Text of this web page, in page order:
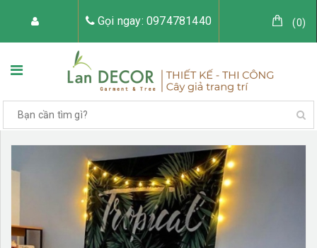
Gọi ngay: 0974781440 (0)
TRANG CHỦ VỀ LAN DECOR
CÂY GIẢ TRANG TRÍ TIỂU CẢNH CÂY GIẢ